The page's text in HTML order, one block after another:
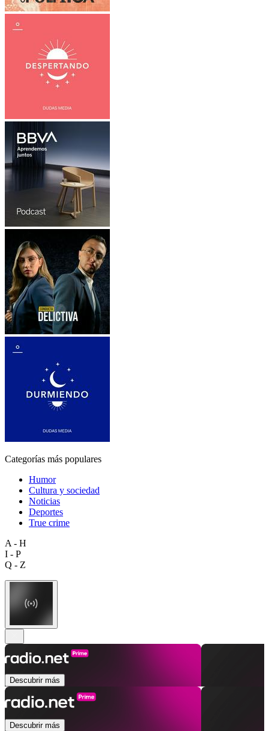
Categorías más populares
Humor
Cultura y sociedad
Noticias
Deportes
True crime
A - H
I - P
Q - Z
Descubrir más
Descubrir más